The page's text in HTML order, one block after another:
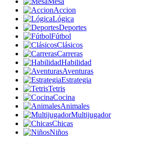
Accion
Lógica
Deportes
Fútbol
Clásicos
Carreras
Habilidad
Aventuras
Estrategia
Tetris
Cocina
Animales
Multijugador
Chicas
Niños